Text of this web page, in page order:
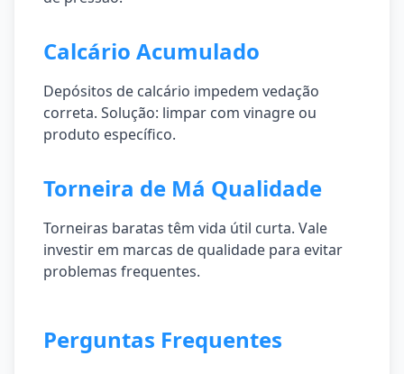
Calcário Acumulado
Depósitos de calcário impedem vedação
correta. Solução: limpar com vinagre ou
produto específico.
Torneira de Má Qualidade
Torneiras baratas têm vida útil curta. Vale
investir em marcas de qualidade para evitar
problemas frequentes.
Perguntas Frequentes